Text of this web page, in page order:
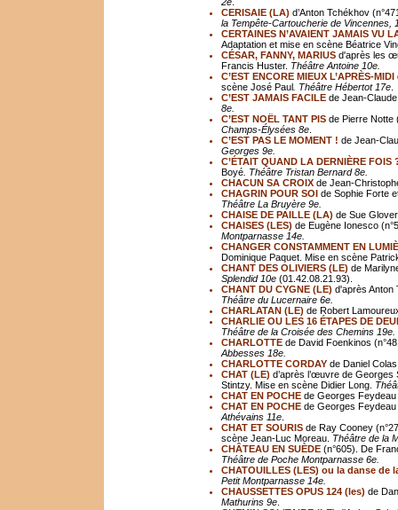
CERISAIE (LA) d’Anton Tchékhov
la Tempête-Cartoucherie de Vincennes,
CERTAINES N’AVAIENT JAMAIS VU
Adaptation et mise en scène Béatrice
CÉSAR, FANNY, MARIUSd'après les
Francis Huster. Théâtre Antoine 10e.
C’EST ENCORE MIEUX L’APRÈS-MIDI
scène José Paul. Théâtre Hébertot 17e.
C’EST JAMAIS FACILEde Jean-Claude
8e.
C’EST NOËL TANT PIS de Pierre Notte
Champs-Élysées 8e.
C’EST PAS LE MOMENT ! de Jean-
Georges 9e.
C’ÉTAIT QUAND LA DERNIÈRE FOIS
Boyé. Théâtre Tristan Bernard 8e.
CHACUN SA CROIXde Jean-
CHAGRIN POUR SOIde Sophie Forte
Théâtre La Bruyère 9e.
CHAISE DE PAILLE (LA) de Sue
CHAISES (LES) de Eugène Ionesco
Montparnasse 14e.
CHANGER CONSTAMMENT EN
Dominique Paquet. Mise en scène
CHANT DES OLIVIERS (LE) de
Splendid 10e(01.42.08.21.93).
CHANT DU CYGNE (LE) d'après Anton
Théâtre du Lucernaire 6e.
CHARLATAN (LE) de Robert
CHARLIE OU LES 16 ÉTAPES DE
Théâtre de la Croisée des Chemins 19e.
CHARLOTTE de David Foenkinos
Abbesses 18e.
CHARLOTTE CORDAYde Daniel
CHAT (LE) d’après l’œuvre de Georges
Stintzy. Mise en scène Didier Long.
CHAT EN POCHEde Georges Feydeau
CHAT EN POCHEde Georges Feydeau
Athévains 11e.
CHAT ET SOURISde Ray Cooney
scène Jean-Luc Moreau. Théâtre de la
CHÂTEAU EN SUÈDE (n°605). De
Théâtre de Poche Montparnasse 6e.
CHATOUILLES (LES) ou la danse de
Petit Montparnasse 14e.
CHAUSSETTES OPUS 124 (les) de
Mathurins 9e.